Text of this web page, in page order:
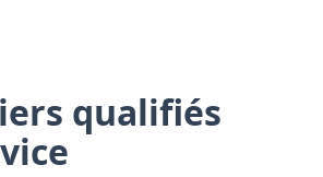
qualifiés